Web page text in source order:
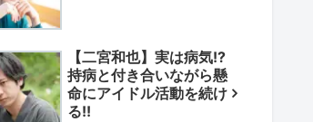
【二宮和也】実は病気!?
持病と付き合いながら懸
命にアイドル活動を続け
る!!